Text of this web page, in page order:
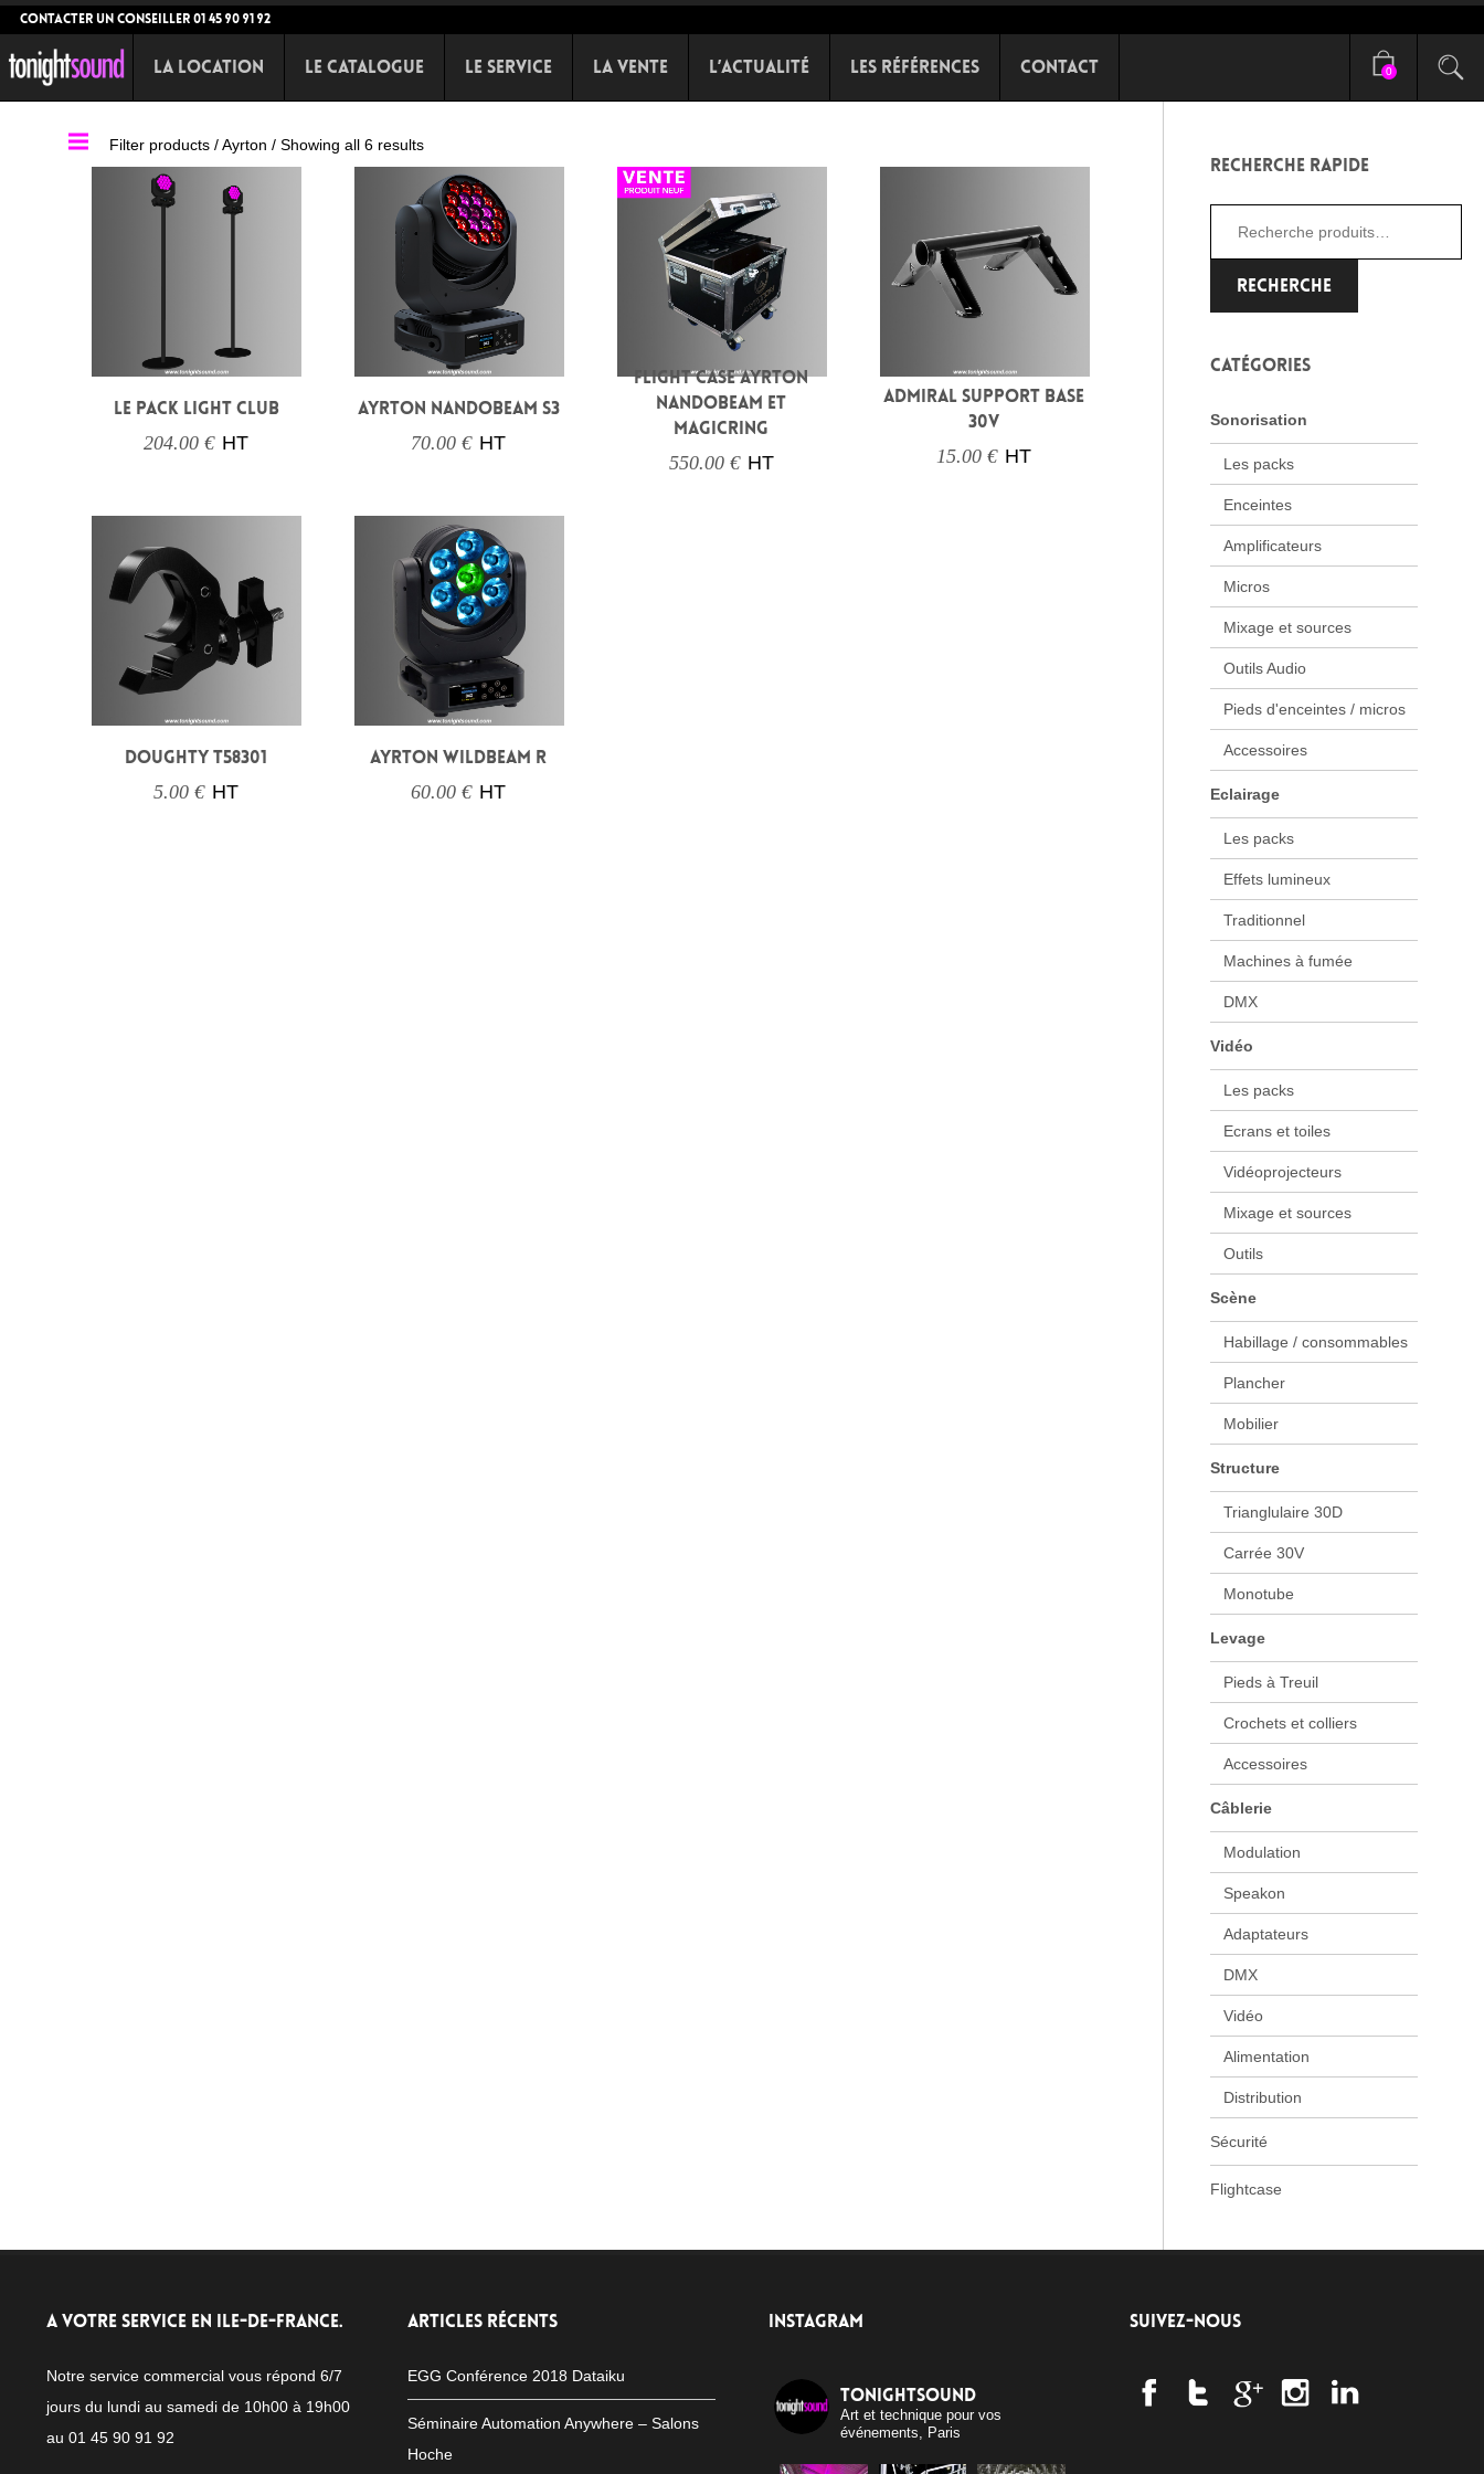
CONTACTER UN CONSEILLER 01 45 90 91 92
La Location Le Catalogue Le Service La Vente L’Actualité Les références Contact 0
Filter products /Ayrton / Showing all 6 results
LE PACK LIGHT CLUB
204.00 € HT
AYRTON NANDOBEAM S3
70.00 € HT
FLIGHT CASE AYRTON
NANDOBEAM ET
MAGICRING
550.00 € HT
ADMIRAL SUPPORT BASE
30V
15.00 € HT
DOUGHTY T58301
5.00 € HT
AYRTON WILDBEAM R
60.00 € HT
RECHERCHE RAPIDE
CATÉGORIES
Sonorisation
Les packs
Enceintes
Amplificateurs
Micros
Mixage et sources
Outils Audio
Pieds d'enceintes / micros
Accessoires
Eclairage
Les packs
Effets lumineux
Traditionnel
Machines à fumée
DMX
Vidéo
Les packs
Ecrans et toiles
Vidéoprojecteurs
Mixage et sources
Outils
Scène
Habillage / consommables
Plancher
Mobilier
Structure
Trianglulaire 30D
Carrée 30V
Monotube
Levage
Pieds à Treuil
Crochets et colliers
Accessoires
Câblerie
Modulation
Speakon
Adaptateurs
DMX
Vidéo
Alimentation
Distribution
Sécurité
Flightcase
A VOTRE SERVICE EN ILE-DE-FRANCE.
Notre service commercial vous répond 6/7
jours du lundi au samedi de 10h00 à 19h00
au 01 45 90 91 92
ARTICLES RÉCENTS
EGG Conférence 2018 Dataiku
Séminaire Automation Anywhere – Salons
Hoche
INSTAGRAM
tonightsound
Art et technique pour vos
événements, Paris
SUIVEZ-NOUS